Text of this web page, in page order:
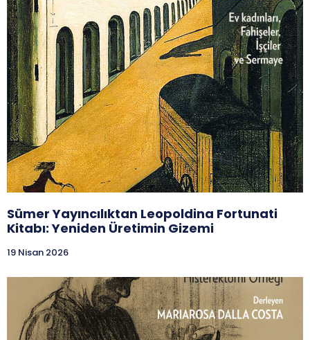
Sümer Yayıncılıktan Leopoldina Fortunati
Kitabı: Yeniden Üretimin Gizemi
19 Nisan 2026